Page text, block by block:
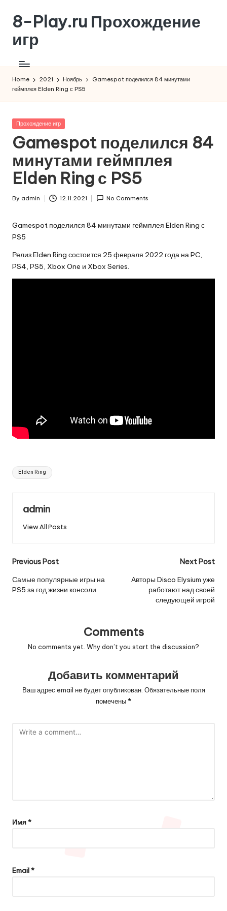
Skip
content
8-Play.ru Прохождение
игр
Home 2021 Ноябрь
Gamespot поделился 84 минутами
геймплея Elden Ring с PS5
Posted
Прохождение игр
Gamespot поделился 84
минутами геймплея
Elden Ring с PS5
Posted
By admin 12.11.2021 No Comments
Gamespot поделился 84 минутами геймплея Elden Ring с
PS5
Релиз Elden Ring состоится 25 февраля 2022 года на PC,
PS4, PS5, Xbox One и Xbox Series.
Tags:
Elden Ring
admin
View All Posts
Post
navigation
Previous Post
Самые популярные игры на
PS5 за год жизни консоли
Next Post
Авторы Disco Elysium уже
работают над своей
следующей игрой
Comments
No comments yet. Why don’t you start the discussion?
Добавить комментарий
Ваш адрес email не будет опубликован. Обязательные поля
помечены*
Имя*
Email*